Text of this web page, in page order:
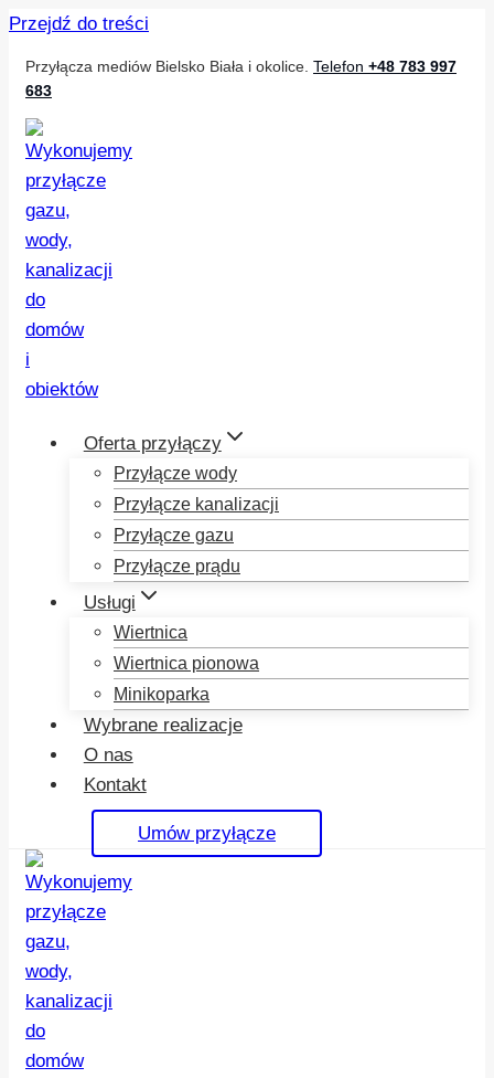
Przejdź do treści
Przyłącza mediów Bielsko Biała i okolice. Telefon +48 783 997
683
Oferta przyłączy
Przyłącze wody
Przyłącze kanalizacji
Przyłącze gazu
Przyłącze prądu
Usługi
Wiertnica
Wiertnica pionowa
Minikoparka
Wybrane realizacje
O nas
Kontakt
Umów przyłącze